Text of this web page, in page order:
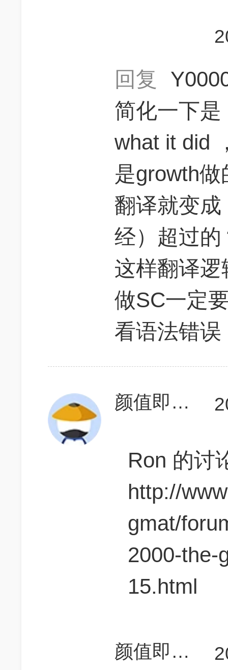
回复
简化一下
what it did
是growth
翻译就变
经）超过的
这样翻译
做SC一定
看语法错误
颜值即是正义
Ron 的讨
http://
gmat/
2000-the-
15.html
颜值即是正义